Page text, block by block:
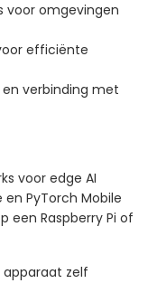
voor omgevingen
efficiënte
verbinding met
voor edge AI
PyTorch Mobile
een Raspberry Pi of
zelf